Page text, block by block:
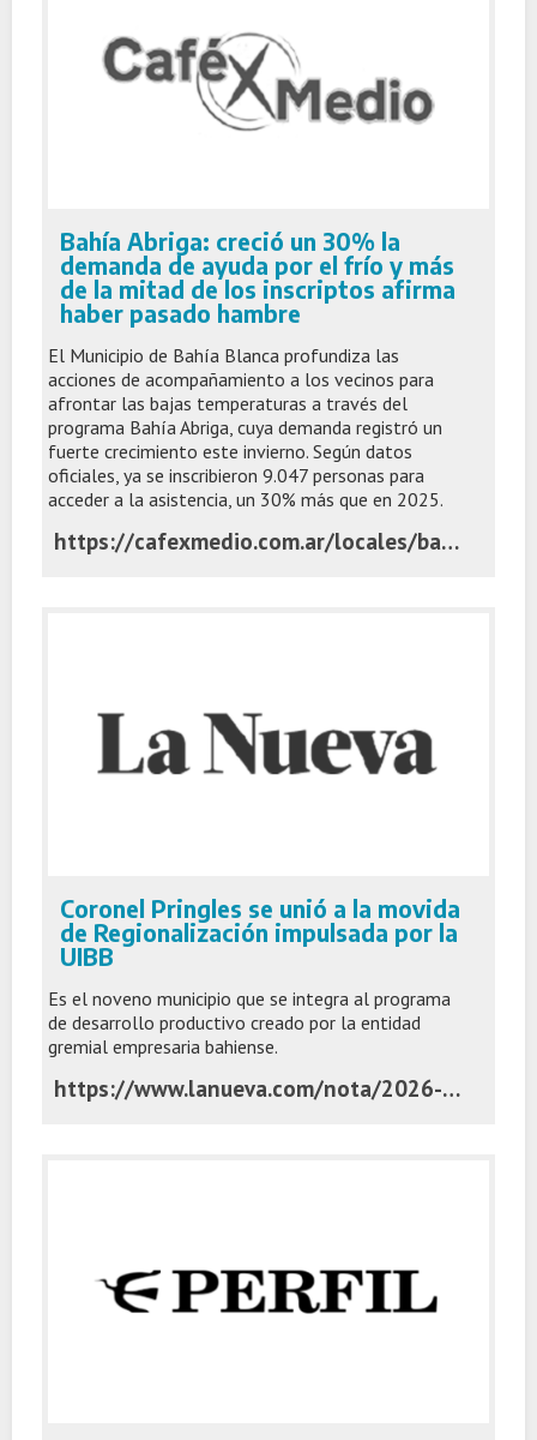
Bahía Abriga: creció un 30% la
demanda de ayuda por el frío y más
de la mitad de los inscriptos afirma
haber pasado hambre
El Municipio de Bahía Blanca profundiza las
acciones de acompañamiento a los vecinos para
afrontar las bajas temperaturas a través del
programa Bahía Abriga, cuya demanda registró un
fuerte crecimiento este invierno. Según datos
oficiales, ya se inscribieron 9.047 personas para
acceder a la asistencia, un 30% más que en 2025.
https://cafexmedio.com.ar/locales/bahia-abriga-crecio-un-30-la-demanda-de-ayuda-por-el-frio-y-mas-de-la-mitad-de-los-inscriptos-afirma-haber-pasado-hambre/
Coronel Pringles se unió a la movida
de Regionalización impulsada por la
UIBB
Es el noveno municipio que se integra al programa
de desarrollo productivo creado por la entidad
gremial empresaria bahiense.
https://www.lanueva.com/nota/2026-7-7-5-0-10-coronel-pringles-se-unio-a-la-movida-de-regionalizacion-impulsada-por-la-uibb